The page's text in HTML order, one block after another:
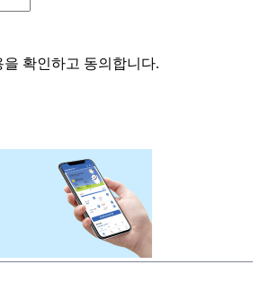
확인하고 동의합니다.